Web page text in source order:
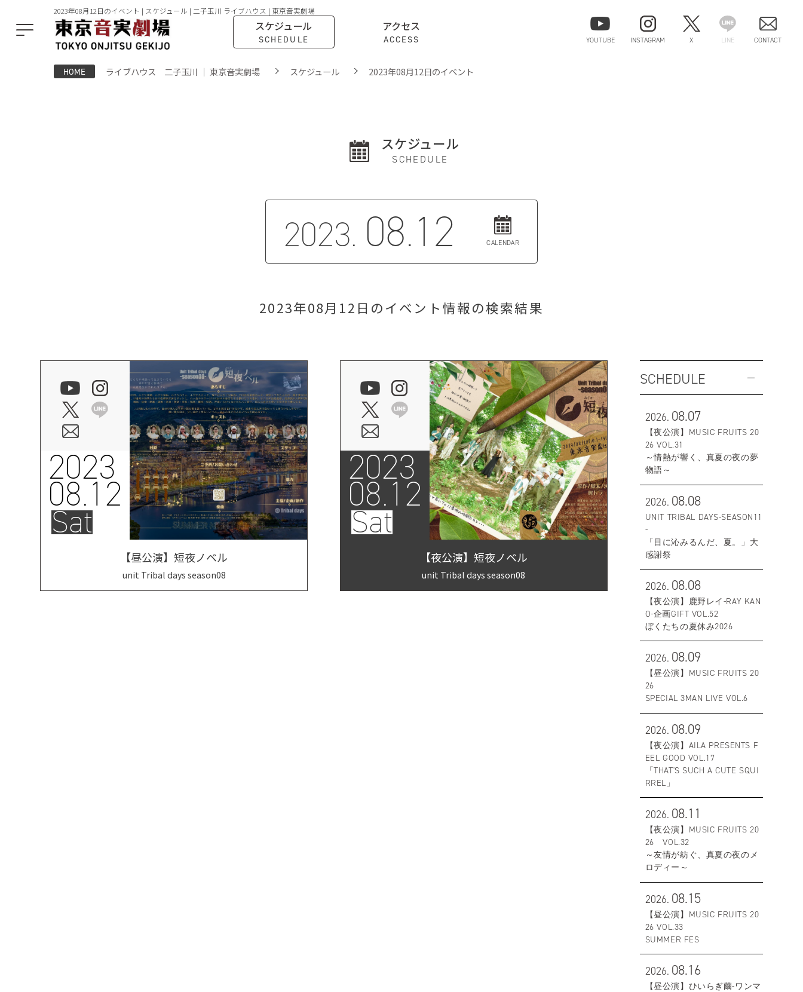
2023年08月12日のイベント | スケジュール | 二子玉川 ライブハウス | 東京音実劇場
スケジュール
SCHEDULE
アクセス
ACCESS YOUTUBE INSTAGRAM X LINE CONTACT
HOME ライブハウス 二子玉川 ｜ 東京音実劇場 スケジュール 2023年08月12日のイベント
スケジュール
SCHEDULE
2023. 08.12 CALENDAR
2023年08月12日のイベント情報の検索結果
2023
08.12
Sat
【昼公演】短夜ノベル
unit Tribal days season08
2023
08.12
Sat
【夜公演】短夜ノベル
unit Tribal days season08
SCHEDULE
2026. 08.07
【夜公演】MUSIC FRUITS 20
26 VOL.31
～情熱が響く、真夏の夜の夢
物語～
2026. 08.08
UNIT TRIBAL DAYS-SEASON11
-
「目に沁みるんだ、夏。」大
感謝祭
2026. 08.08
【夜公演】鹿野レイ-RAY KAN
O-企画GIFT VOL.52
ぼくたちの夏休み2026
2026. 08.09
【昼公演】MUSIC FRUITS 20
26
SPECIAL 3MAN LIVE VOL.6
2026. 08.09
【夜公演】AILA PRESENTS F
EEL GOOD VOL.17
「THAT'S SUCH A CUTE SQUI
RREL」
2026. 08.11
【夜公演】MUSIC FRUITS 20
26 VOL.32
～友情が紡ぐ、真夏の夜のメ
ロディー～
2026. 08.15
【昼公演】MUSIC FRUITS 20
26 VOL.33
SUMMER FES
2026. 08.16
【昼公演】ひいらぎ繭-ワンマ